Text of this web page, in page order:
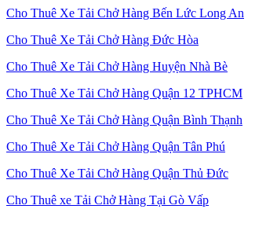
Cho Thuê Xe Tải Chở Hàng Bến Lức Long An
Cho Thuê Xe Tải Chở Hàng Đức Hòa
Cho Thuê Xe Tải Chở Hàng Huyện Nhà Bè
Cho Thuê Xe Tải Chở Hàng Quận 12 TPHCM
Cho Thuê Xe Tải Chở Hàng Quận Bình Thạnh
Cho Thuê Xe Tải Chở Hàng Quận Tân Phú
Cho Thuê Xe Tải Chở Hàng Quận Thủ Đức
Cho Thuê xe Tải Chở Hàng Tại Gò Vấp